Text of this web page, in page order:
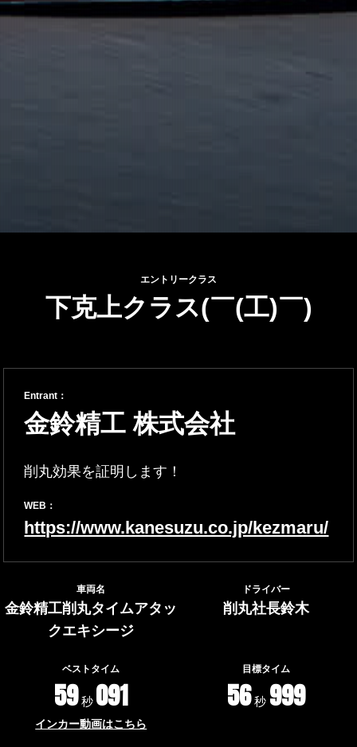
エントリークラス
下克上クラス(￣(工)￣)
Entrant：
金鈴精工 株式会社
削丸効果を証明します！
WEB：
https://www.kanesuzu.co.jp/kezmaru/
車両名
金鈴精工削丸タイムアタッ
クエキシージ
ドライバー
削丸社長鈴木
ベストタイム
59秒091
インカー動画はこちら
目標タイム
56秒 999